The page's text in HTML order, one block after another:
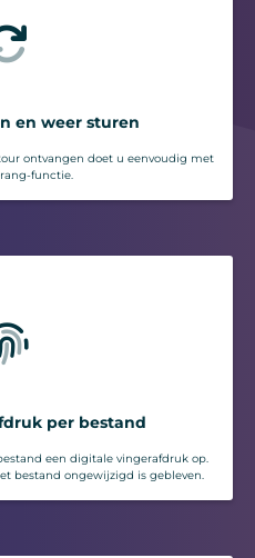
en weer sturen
ontvangen doet u eenvoudig met
functie.
per bestand
een digitale vingerafdruk op.
bestand ongewijzigd is gebleven.